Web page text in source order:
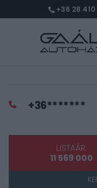
+36 28
+36*******
LISTAÁR:
11 569 000